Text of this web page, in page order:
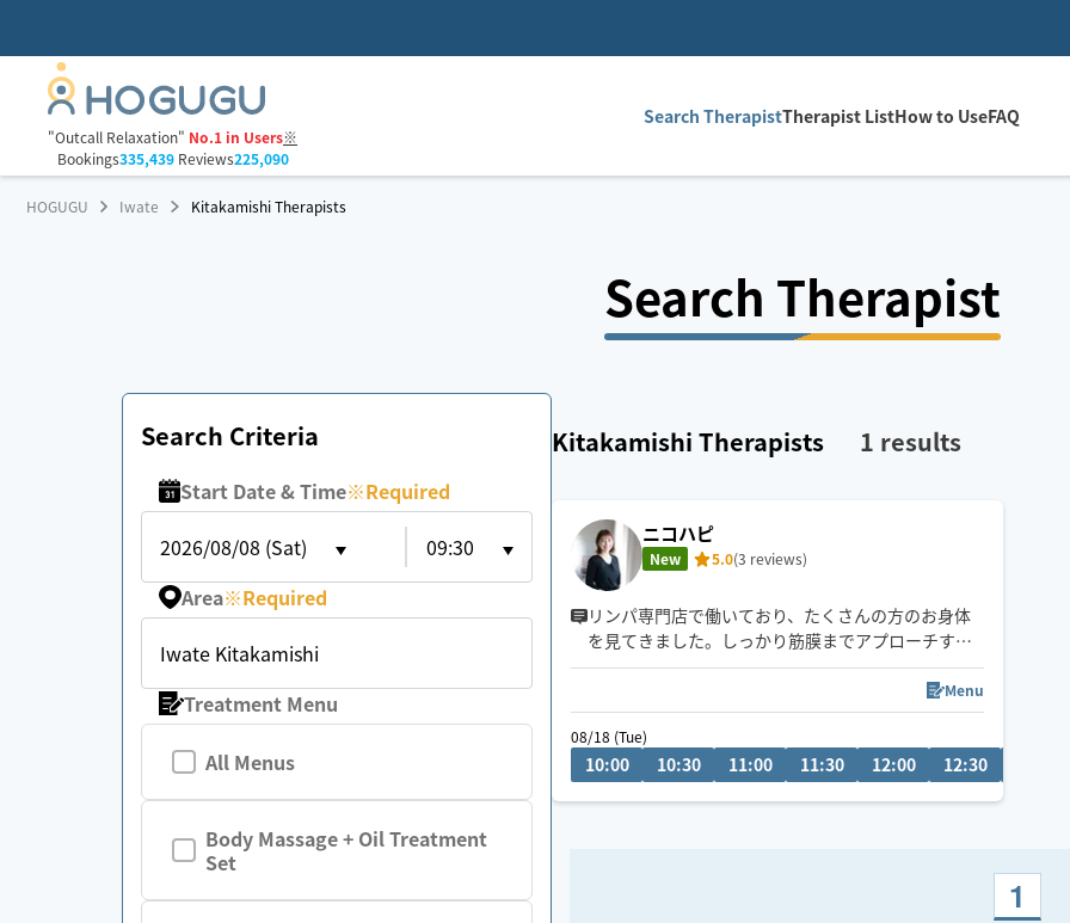
"Outcall Relaxation" No.1 in Users※
Bookings335,439Reviews225,090
Search TherapistTherapist ListHow to UseFAQ
HOGUGU Iwate Kitakamishi Therapists
Search Therapist
Search Criteria
Start Date & Time※Required
2026/08/08 (Sat)
09:30
Area※Required
Iwate Kitakamishi
Treatment Menu
All Menus
Body Massage + Oil Treatment
Set
Kitakamishi Therapists 1 results
ニコハピ
New 5.0(3 reviews)
リンパ専門店で働いており、たくさんの方のお身体
を見てきました。しっかり筋膜までアプローチする
施術が得意としています。
慢性的な肩こり、腰痛、むくみなどの疲労感はあり
ませんか？心身ともにスッキリすること間違いなし
です✨
花巻市、北上市、金ヶ崎町にお住まいの方限定でお
Menu
08/18 (Tue)
10:00 10:30 11:00 11:30 12:00 12:30
1